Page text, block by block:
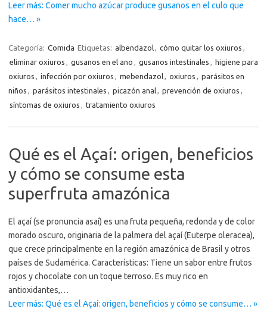
Leer más: Comer mucho azúcar produce gusanos en el culo que
hace… »
Categoría: Comida Etiquetas: albendazol, cómo quitar los oxiuros ,
eliminar oxiuros , gusanos en el ano , gusanos intestinales , higiene para
oxiuros , infección por oxiuros , mebendazol, oxiuros , parásitos en
niños , parásitos intestinales , picazón anal, prevención de oxiuros ,
síntomas de oxiuros , tratamiento oxiuros
Qué es el Açaí: origen, beneficios
y cómo se consume esta
superfruta amazónica
El açaí (se pronuncia asaí) es una fruta pequeña, redonda y de color
morado oscuro, originaria de la palmera del açaí (Euterpe oleracea),
que crece principalmente en la región amazónica de Brasil y otros
países de Sudamérica. Características: Tiene un sabor entre frutos
rojos y chocolate con un toque terroso. Es muy rico en
antioxidantes,…
Leer más: Qué es el Açaí: origen, beneficios y cómo se consume… »